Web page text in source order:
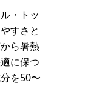
・トッ
すさと
ら暑熱
に保つ
を50〜